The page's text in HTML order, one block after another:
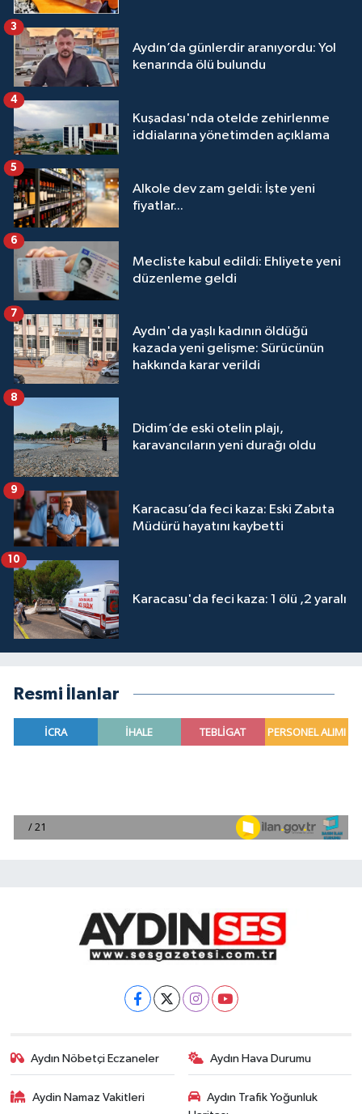
Aydın’da günlerdir aranıyordu: Yol
kenarında ölü bulundu
3
Kuşadası'nda otelde zehirlenme
iddialarına yönetimden açıklama
4
Alkole dev zam geldi: İşte yeni
fiyatlar...
5
Mecliste kabul edildi: Ehliyete yeni
düzenleme geldi
6
Aydın'da yaşlı kadının öldüğü
kazada yeni gelişme: Sürücünün
hakkında karar verildi
7
Didim’de eski otelin plajı,
karavancıların yeni durağı oldu
8
Karacasu’da feci kaza: Eski Zabıta
Müdürü hayatını kaybetti
9
Karacasu'da feci kaza: 1 ölü ,2 yaralı
10
Resmi İlanlar
Aydın Nöbetçi Eczaneler Aydın Hava Durumu
Aydin Namaz Vakitleri
Aydın Trafik Yoğunluk